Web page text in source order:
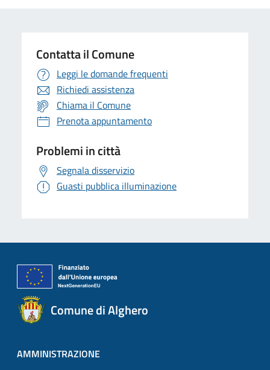
Contatta il Comune
Leggi le domande frequenti
Richiedi assistenza
Chiama il Comune
Prenota appuntamento
Problemi in città
Segnala disservizio
Guasti pubblica illuminazione
Comune di Alghero
AMMINISTRAZIONE